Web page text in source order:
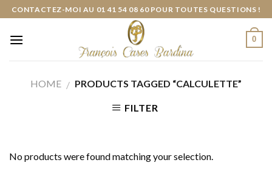
Skip
content
CONTACTEZ-MOI AU 01 41 54 08 60 POUR TOUTES QUESTIONS !
0
HOME / PRODUCTS TAGGED “CALCULETTE”
FILTER
No products were found matching your selection.